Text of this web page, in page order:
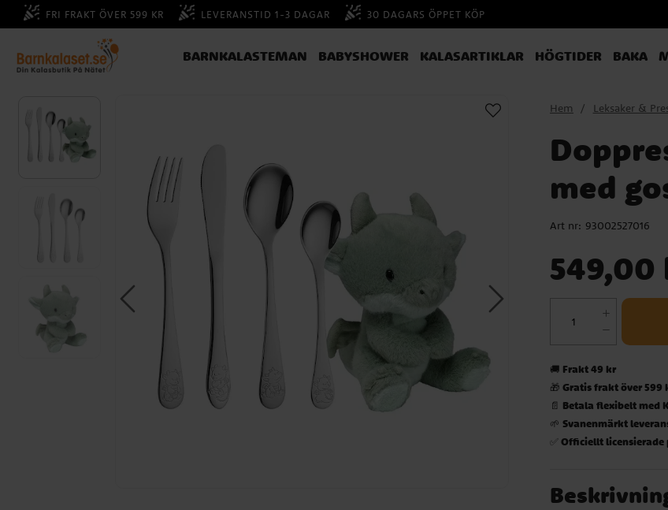
FRI FRAKT ÖVER 599 KR LEVERANSTID 1-3 DAGAR 30 DAGARS ÖPPET KÖP
BARNKALASTEMAN BABYSHOWER KALASARTIKLAR HÖGTIDER BAKA
Hem Leksaker &
med
Art nr: 93002527016
549,00
🚚 Frakt 49 kr
🎁Gratis frakt över 599
📄 Betala flexibelt med
🌱Svanenmärkt
✅Officiellt licensierade